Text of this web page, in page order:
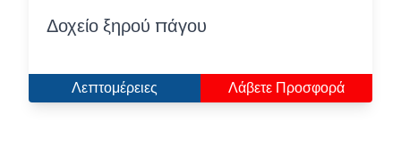
Δοχείο ξηρού πάγου
Λεπτομέρειες Λάβετε Προσφορά